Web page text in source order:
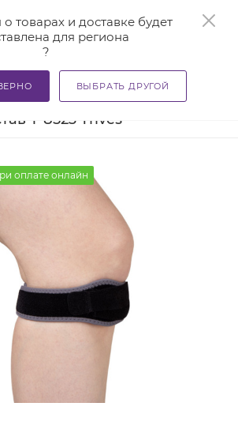
товарах и доставке будет
для региона
?
ВЫБРАТЬ ДРУГОЙ
— Бандажи и корсеты — Ортезы и
на
Т-8523 Trives
оплате онлайн